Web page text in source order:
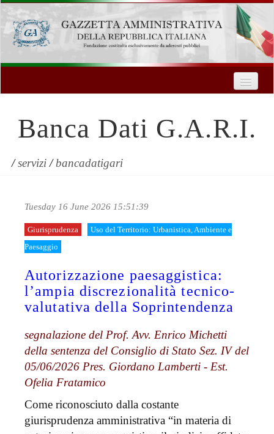
Formazione
Innovazione Tecnologica
Registrati
Banca Dati G.A.R.I.
/servizi/bancadatigari
Tuesday 16 June 2026 15:51:39
Giurisprudenza
Uso del Territorio: Urbanistica, Ambiente e
Paesaggio
Autorizzazione paesaggistica:
l’ampia discrezionalità tecnico-
valutativa della Soprintendenza
segnalazione del Prof. Avv. Enrico Michetti
della sentenza del Consiglio di Stato Sez. IV del
05/06/2026 Pres. Giordano Lamberti - Est.
Ofelia Fratamico
Come riconosciuto dalla costante
giurisprudenza amministrativa “in materia di